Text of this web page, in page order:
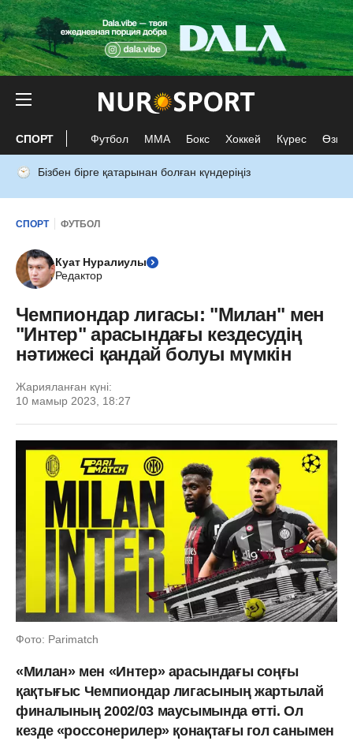
СПОРТ Футбол ММА Бокс Хоккей Күрес Өзге
Бізбен бірге қатарынан болған күндеріңіз
СПОРТ ФУТБОЛ
Куат Нуралиулы
Редактор
Чемпиондар лигасы: "Милан" мен
"Интер" арасындағы кездесудің
нәтижесі қандай болуы мүмкін
Жарияланған күні:
10 мамыр 2023, 18:27
Фото: Parimatch
«Милан» мен «Интер» арасындағы соңғы
қақтығыс Чемпиондар лигасының жартылай
финалының 2002/03 маусымында өтті. Ол
кезде «россонерилер» қонақтағы гол санымен